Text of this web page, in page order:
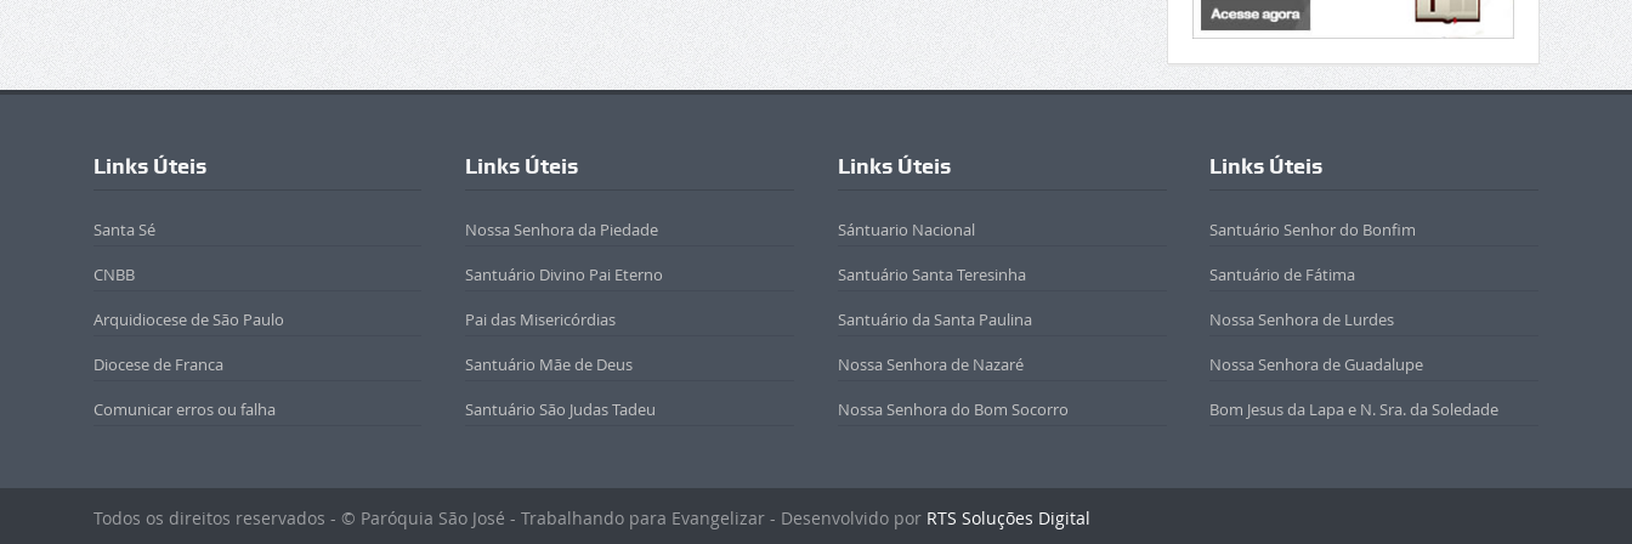
Links Úteis
Santa Sé
CNBB
Arquidiocese de São Paulo
Diocese de Franca
Comunicar erros ou falha
Links Úteis
Nossa Senhora da Piedade
Santuário Divino Pai Eterno
Pai das Misericórdias
Santuário Mãe de Deus
Santuário São Judas Tadeu
Links Úteis
Sántuario Nacional
Santuário Santa Teresinha
Santuário da Santa Paulina
Nossa Senhora de Nazaré
Nossa Senhora do Bom Socorro
Links Úteis
Santuário Senhor do Bonfim
Santuário de Fátima
Nossa Senhora de Lurdes
Nossa Senhora de Guadalupe
Bom Jesus da Lapa e N. Sra. da Soledade
Todos os direitos reservados - © Paróquia São José - Trabalhando para Evangelizar - Desenvolvido por RTS Soluções Digital